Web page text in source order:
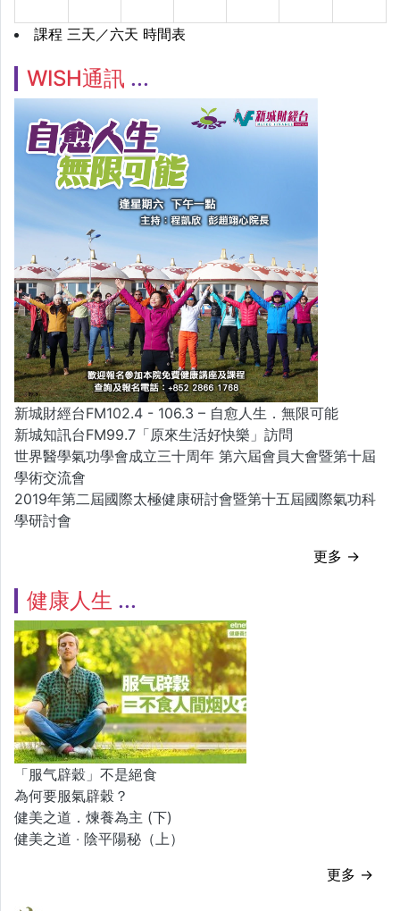
課程 三天／六天 時間表
WISH通訊
新城財經台FM102.4 - 106.3 – 自愈人生．無限可能
新城知訊台FM99.7「原來生活好快樂」訪問
世界醫學氣功學會成立三十周年 第六屆會員大會暨第十屆
學術交流會
2019年第二屆國際太極健康研討會暨第十五屆國際氣功科
學研討會
更多 →
健康人生
「服气辟穀」不是絕食
為何要服氣辟穀？
健美之道．煉養為主 (下)
健美之道 ‧ 陰平陽秘（上）
更多 →